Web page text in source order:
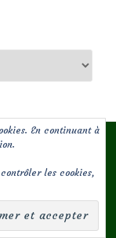
En continuant à
les cookies,